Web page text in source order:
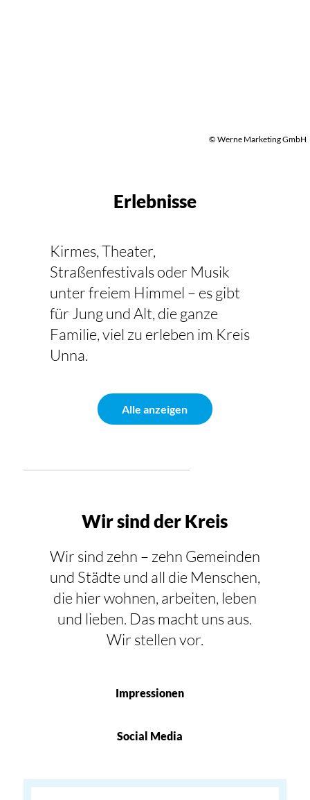
© Werne Marketing GmbH
Erlebnisse
Kirmes, Theater,
Straßenfestivals oder Musik
unter freiem Himmel – es gibt
für Jung und Alt, die ganze
Familie, viel zu erleben im Kreis
Unna.
Alle anzeigen
Wir sind der Kreis
Wir sind zehn – zehn Gemeinden
und Städte und all die Menschen,
die hier wohnen, arbeiten, leben
und lieben. Das macht uns aus.
Wir stellen vor.
Impressionen
Social Media